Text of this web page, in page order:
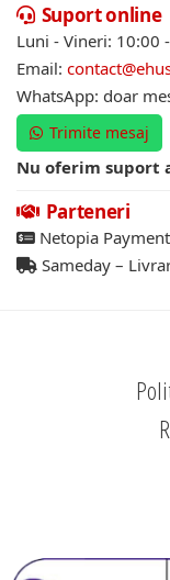
Suport online
Luni - Vineri: 10:00
Email:
WhatsApp: doar
Trimite mesaj
Nu oferim suport
Parteneri
Netopia
Sameday –